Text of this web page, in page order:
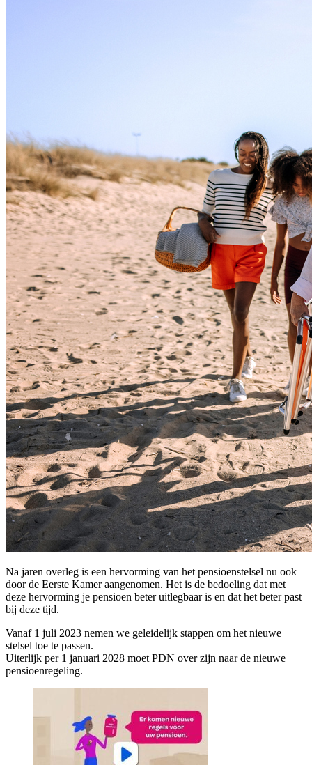
Na jaren overleg is een hervorming van het pensioenstelsel nu ook
door de Eerste Kamer aangenomen. Het is de bedoeling dat met
deze hervorming je pensioen beter uitlegbaar is en dat het beter past
bij deze tijd.
Vanaf 1 juli 2023 nemen we geleidelijk stappen om het nieuwe
stelsel toe te passen.
Uiterlijk per 1 januari 2028 moet PDN over zijn naar de nieuwe
pensioenregeling.